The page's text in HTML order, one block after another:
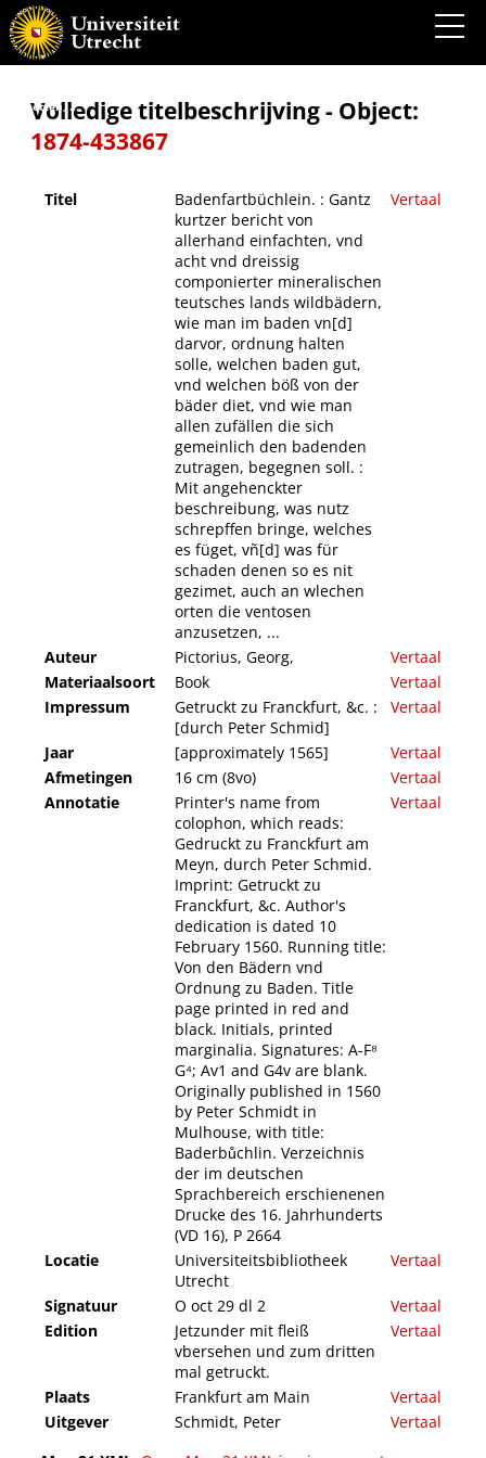
Badenfartbüchlein. : Gantz kurtzer bericht von allerhand einfachten, vnd acht vnd
dreissig componierter mineralischen teutsches lands wildbädern, wie man im baden
vn[d] darvor, ordnung halten solle, welchen baden gut, vnd welchen böß von der bäder
diet, vnd wie man allen zufällen die sich gemeinlich den badenden zutragen, begegnen
anzusetzen, ...
Volledige titelbeschrijving - Object:
1874-433867
Titel
Badenfartbüchlein. : Gantz
kurtzer bericht von
allerhand einfachten, vnd
acht vnd dreissig
componierter mineralischen
teutsches lands wildbädern,
wie man im baden vn[d]
darvor, ordnung halten
solle, welchen baden gut,
vnd welchen böß von der
bäder diet, vnd wie man
allen zufällen die sich
gemeinlich den badenden
zutragen, begegnen soll. :
Mit angehenckter
beschreibung, was nutz
schrepffen bringe, welches
es füget, vñ[d] was für
schaden denen so es nit
gezimet, auch an wlechen
orten die ventosen
anzusetzen, ...
Vertaal
Auteur Pictorius, Georg,
Vertaal
Materiaalsoort
Book
Vertaal
Impressum
Getruckt zu Franckfurt, &c. :
[durch Peter Schmid]
Vertaal
Jaar [approximately 1565]
Vertaal
Afmetingen
16 cm (8vo)
Vertaal
Annotatie
Printer's name from
colophon, which reads:
Gedruckt zu Franckfurt am
Meyn, durch Peter Schmid.
Imprint: Getruckt zu
Franckfurt, &c. Author's
dedication is dated 10
February 1560. Running title:
Von den Bädern vnd
Ordnung zu Baden. Title
page printed in red and
black. Initials, printed
marginalia. Signatures: A-F⁸
G⁴; Av1 and G4v are blank.
Originally published in 1560
by Peter Schmidt in
Mulhouse, with title:
Baderbůchlin. Verzeichnis
der im deutschen
Sprachbereich erschienenen
Drucke des 16. Jahrhunderts
(VD 16), P 2664
Vertaal
Locatie
Universiteitsbibliotheek
Utrecht
Vertaal
Signatuur O oct 29 dl 2
Vertaal
Edition
Jetzunder mit fleiß
vbersehen und zum dritten
mal getruckt.
Vertaal
Plaats Frankfurt am Main
Vertaal
Uitgever
Schmidt, Peter
Vertaal